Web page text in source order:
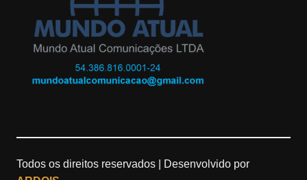
g
r
l
e
M
u
b
e
Todos os direitos reservados |
Desenvolvido por